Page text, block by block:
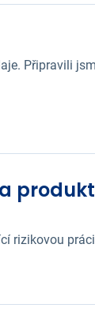
Připravili
rizikovou